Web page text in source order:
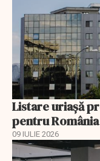
Listare uriașă
pentru România
09 IULIE 2026